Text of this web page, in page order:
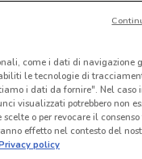
Kasanova
giovedì 525 m
come i dati di navigazione
le tecnologie di
i dati da fornire". Nel caso
visualizzati potrebbero non
o per revocare il
effetto nel contesto del
policy